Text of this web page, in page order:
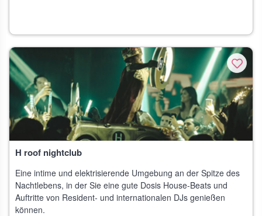
H roof nightclub
Eine intime und elektrisierende Umgebung an der Spitze des
Nachtlebens, in der Sie eine gute Dosis House-Beats und
Auftritte von Resident- und internationalen DJs genießen
können.